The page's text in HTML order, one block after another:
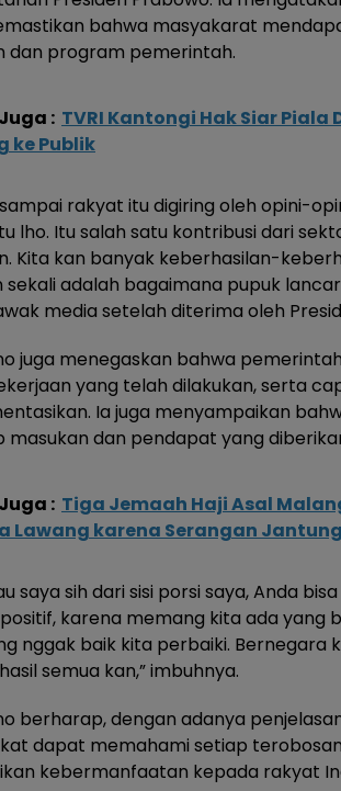
bahwa masyakarat
dan program pemerintah.
: TVRI Kantongi Hak Siar Piala
ke Publik
rakyat itu digiring oleh opini-
lho. Itu salah satu kontribusi dari
Kita kan banyak keberhasilan-
sekali adalah bagaimana pupuk
media setelah diterima oleh
juga menegaskan bahwa
yang telah dilakukan, serta
Ia juga menyampaikan
masukan dan pendapat yang
: Tiga Jemaah Haji Asal
Lawang karena Serangan Jantung
saya sih dari sisi porsi saya, Anda
karena memang kita ada yang
nggak baik kita perbaiki. Bernegara
semua kan,” imbuhnya.
berharap, dengan adanya
dapat memahami setiap
kebermanfaatan kepada rakyat